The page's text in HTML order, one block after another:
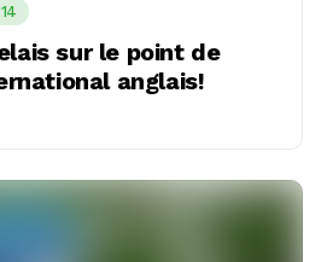
sur le point de
anglais!